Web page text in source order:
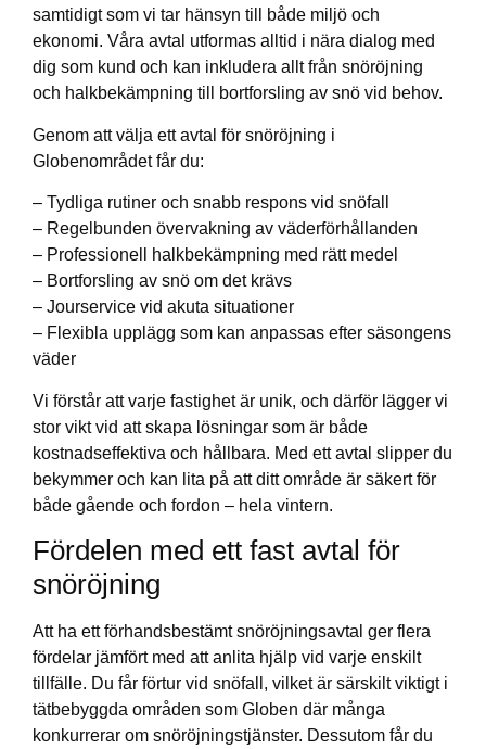
samtidigt som vi tar hänsyn till både miljö och
ekonomi. Våra avtal utformas alltid i nära dialog med
dig som kund och kan inkludera allt från snöröjning
och halkbekämpning till bortforsling av snö vid behov.
Genom att välja ett avtal för snöröjning i
Globenområdet får du:
– Tydliga rutiner och snabb respons vid snöfall
– Regelbunden övervakning av väderförhållanden
– Professionell halkbekämpning med rätt medel
– Bortforsling av snö om det krävs
– Jourservice vid akuta situationer
– Flexibla upplägg som kan anpassas efter säsongens
väder
Vi förstår att varje fastighet är unik, och därför lägger vi
stor vikt vid att skapa lösningar som är både
kostnadseffektiva och hållbara. Med ett avtal slipper du
bekymmer och kan lita på att ditt område är säkert för
både gående och fordon – hela vintern.
Fördelen med ett fast avtal för
snöröjning
Att ha ett förhandsbestämt snöröjningsavtal ger flera
fördelar jämfört med att anlita hjälp vid varje enskilt
tillfälle. Du får förtur vid snöfall, vilket är särskilt viktigt i
tätbebyggda områden som Globen där många
konkurrerar om snöröjningstjänster. Dessutom får du